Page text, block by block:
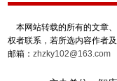
本网站转载的所有的文章
权者联系，若所选内容作者
邮箱： zhzky102@163.com